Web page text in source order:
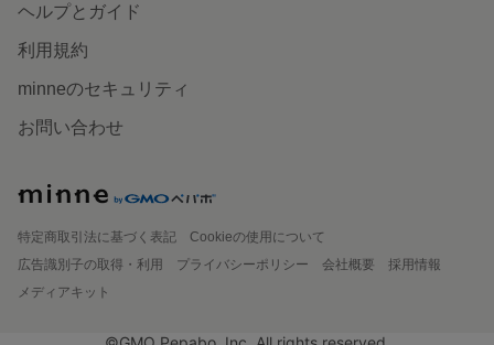
ヘルプとガイド
利用規約
minneのセキュリティ
お問い合わせ
特定商取引法に基づく表記
Cookieの使用について
広告識別子の取得・利用
プライバシーポリシー 会社概要
採用情報
メディアキット